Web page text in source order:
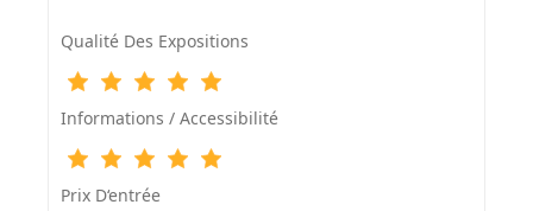
Qualité Des Expositions
Informations / Accessibilité
Prix D‘entrée